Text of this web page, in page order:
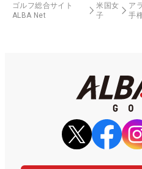
ゴルフ総合サイト
ALBA Net
米国女
子
ア
手